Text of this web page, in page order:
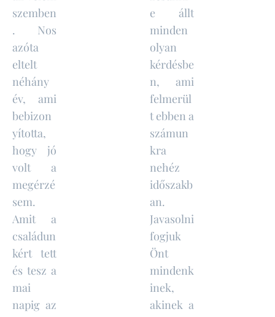
szemben
. Nos
azóta
eltelt
néhány
év, ami
bebizon
yította,
hogy jó
volt a
megérzé
sem.
Amit a
családun
kért tett
és tesz a
mai
napig az
e állt
minden
olyan
kérdésbe
n, ami
felmerül
t ebben a
számun
kra
nehéz
időszakb
an.
Javasolni
fogjuk
Önt
mindenk
inek,
akinek a